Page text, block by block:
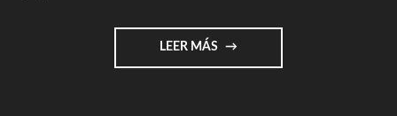
LEER MÁS "LA
VIDA